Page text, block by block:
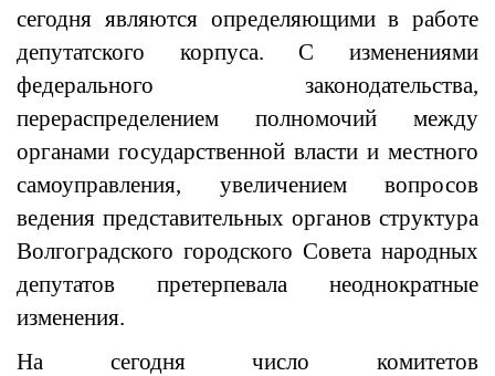
сегодня являются определяющими в работе
депутатского корпуса. С изменениями
федерального законодательства,
перераспределением полномочий между
органами государственной власти и местного
самоуправления, увеличением вопросов
ведения представительных органов структура
Волгоградского городского Совета народных
депутатов претерпевала неоднократные
изменения.
На сегодня число комитетов